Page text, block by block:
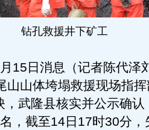
钻孔救援井下矿工
日消息（记者陈代泽
山山体垮塌救援现场指
，武隆县核实并公示确认
，截至14日17时30分，